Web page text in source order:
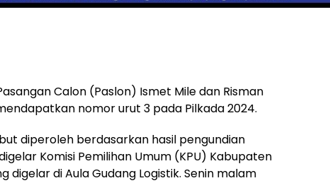
Calon (Paslon) Ismet Mile dan Risman
nomor urut 3 pada Pilkada 2024.
diperoleh berdasarkan hasil pengundian
Komisi Pemilihan Umum (KPU) Kabupaten
digelar di Aula Gudang Logistik. Senin malam